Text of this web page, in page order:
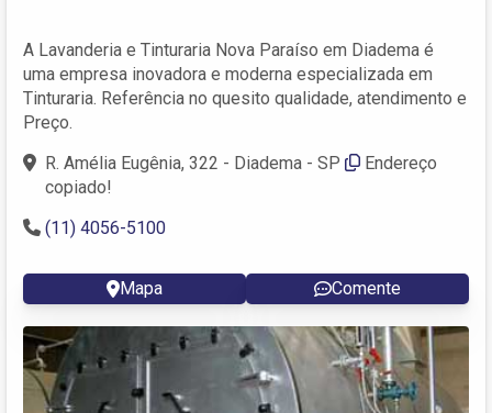
A Lavanderia e Tinturaria Nova Paraíso em Diadema é
uma empresa inovadora e moderna especializada em
Tinturaria. Referência no quesito qualidade, atendimento e
Preço.
R. Amélia Eugênia, 322 - Diadema - SP
Endereço
copiado!
(11) 4056-5100
Mapa Comente